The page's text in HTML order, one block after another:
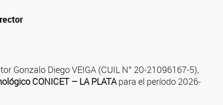
Gonzalo Diego VEIGA (CUIL N° 20-21096167-5),
CONICET – LA PLATApara el período 2026-